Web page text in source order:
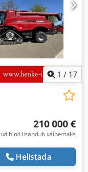
1 / 17
210 000 €
hind lisandub käibemaks
Helistada